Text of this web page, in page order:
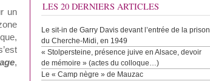
un
,
LES 20 DERNIERS ARTICLES
Le sit-in de Garry Davis devant l’entrée de la prison
du Cherche-Midi, en 1949
« Stolpersteine, présence juive en Alsace, devoir
de mémoire » (actes du colloque…)
Le « Camp nègre » de Mauzac